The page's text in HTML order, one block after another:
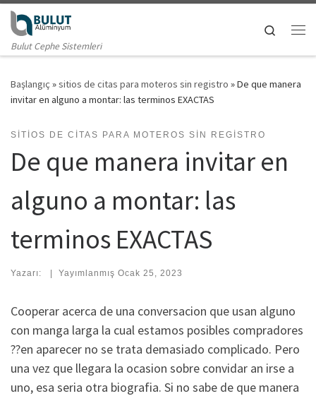
Skip to content
Bulut Cephe Sistemleri
Search
Başlangıç »sitios de citas para moteros sin registro »De que manera
invitar en alguno a montar: las terminos EXACTAS
SITIOS DE CITAS PARA MOTEROS SIN REGISTRO
De que manera invitar en
alguno a montar: las
terminos EXACTAS
Yazarı: | Yayımlanmış Ocak 25, 2023
Cooperar acerca de una conversacion que usan alguno
con manga larga la cual estamos posibles compradores
??en aparecer no se trata demasiado complicado. Pero
una vez que llegara la ocasion sobre convidar an irse a
uno, esa seri­a otra biografia. Si no sabe de que manera